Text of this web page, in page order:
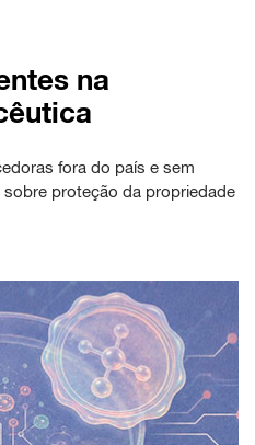
na
fora do país e sem
proteção da propriedade